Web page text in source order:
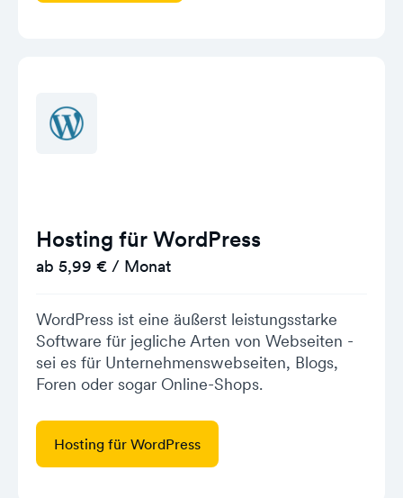
Hosting für WordPress
ab 5,99 € / Monat
WordPress ist eine äußerst leistungsstarke
Software für jegliche Arten von Webseiten -
sei es für Unternehmenswebseiten, Blogs,
Foren oder sogar Online-Shops.
Hosting für WordPress